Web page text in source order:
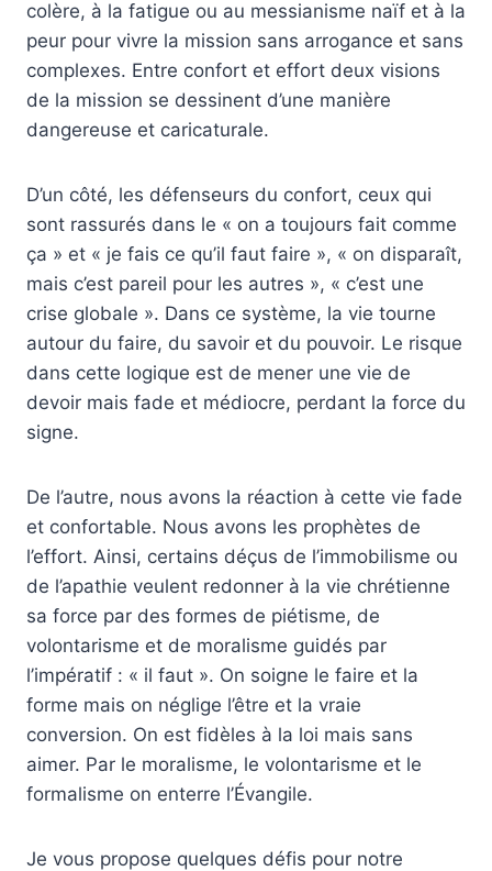
colère, à la fatigue ou au messianisme naïf et à la
peur pour vivre la mission sans arrogance et sans
complexes. Entre confort et effort deux visions
de la mission se dessinent d’une manière
dangereuse et caricaturale.
D’un côté, les défenseurs du confort, ceux qui
sont rassurés dans le « on a toujours fait comme
ça » et « je fais ce qu’il faut faire », « on disparaît,
mais c’est pareil pour les autres », « c’est une
crise globale ». Dans ce système, la vie tourne
autour du faire, du savoir et du pouvoir. Le risque
dans cette logique est de mener une vie de
devoir mais fade et médiocre, perdant la force du
signe.
De l’autre, nous avons la réaction à cette vie fade
et confortable. Nous avons les prophètes de
l’effort. Ainsi, certains déçus de l’immobilisme ou
de l’apathie veulent redonner à la vie chrétienne
sa force par des formes de piétisme, de
volontarisme et de moralisme guidés par
l’impératif : « il faut ». On soigne le faire et la
forme mais on néglige l’être et la vraie
conversion. On est fidèles à la loi mais sans
aimer. Par le moralisme, le volontarisme et le
formalisme on enterre l’Évangile.
Je vous propose quelques défis pour notre